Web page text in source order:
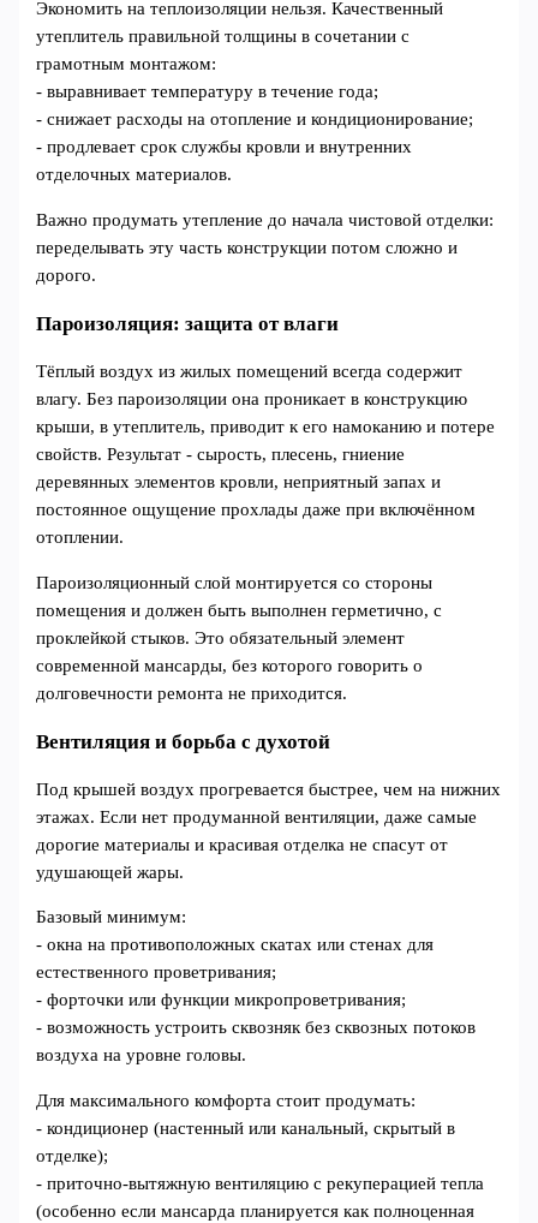
Экономить на теплоизоляции нельзя. Качественный
утеплитель правильной толщины в сочетании с
грамотным монтажом:
- выравнивает температуру в течение года;
- снижает расходы на отопление и кондиционирование;
- продлевает срок службы кровли и внутренних
отделочных материалов.
Важно продумать утепление до начала чистовой отделки:
переделывать эту часть конструкции потом сложно и
дорого.
Пароизоляция: защита от влаги
Тёплый воздух из жилых помещений всегда содержит
влагу. Без пароизоляции она проникает в конструкцию
крыши, в утеплитель, приводит к его намоканию и потере
свойств. Результат - сырость, плесень, гниение
деревянных элементов кровли, неприятный запах и
постоянное ощущение прохлады даже при включённом
отоплении.
Пароизоляционный слой монтируется со стороны
помещения и должен быть выполнен герметично, с
проклейкой стыков. Это обязательный элемент
современной мансарды, без которого говорить о
долговечности ремонта не приходится.
Вентиляция и борьба с духотой
Под крышей воздух прогревается быстрее, чем на нижних
этажах. Если нет продуманной вентиляции, даже самые
дорогие материалы и красивая отделка не спасут от
удушающей жары.
Базовый минимум:
- окна на противоположных скатах или стенах для
естественного проветривания;
- форточки или функции микропроветривания;
- возможность устроить сквозняк без сквозных потоков
воздуха на уровне головы.
Для максимального комфорта стоит продумать:
- кондиционер (настенный или канальный, скрытый в
отделке);
- приточно-вытяжную вентиляцию с рекуперацией тепла
(особенно если мансарда планируется как полноценная